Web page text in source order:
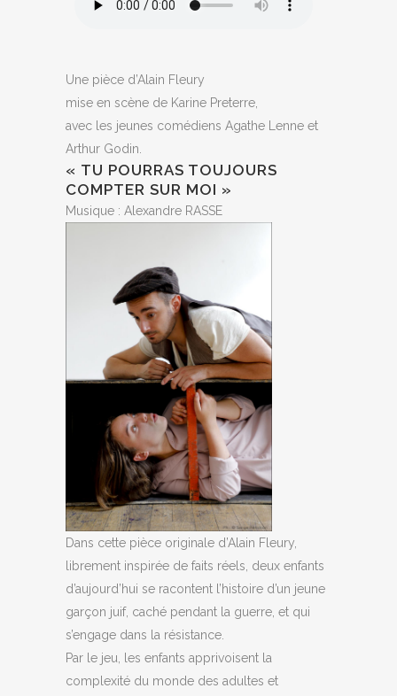
Une pièce d’Alain Fleury
mise en scène de Karine Preterre,
avec les jeunes comédiens Agathe Lenne et
Arthur Godin.
« TU POURRAS TOUJOURS
COMPTER SUR MOI »
Musique : Alexandre RASSE
Dans cette pièce originale d’Alain Fleury,
librement inspirée de faits réels, deux enfants
d’aujourd’hui se racontent l’histoire d’un jeune
garçon juif, caché pendant la guerre, et qui
s’engage dans la résistance.
Par le jeu, les enfants apprivoisent la
complexité du monde des adultes et